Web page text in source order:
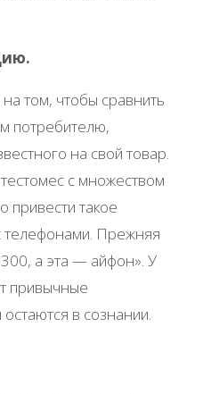
том, чтобы сравнить
потребителю,
на свой товар.
с множеством
привести такое
телефонами. Прежняя
а эта — айфон». У
привычные
в сознании.